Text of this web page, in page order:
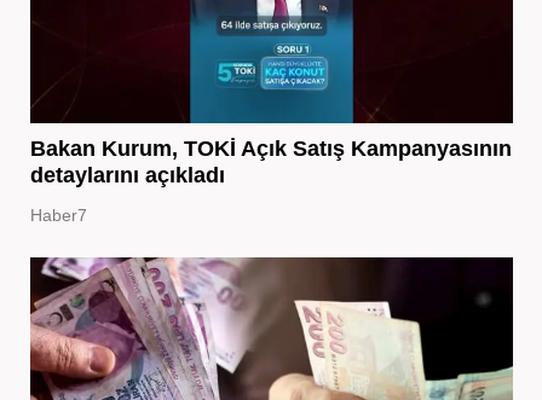
Bakan Kurum, TOKİ Açık Satış Kampanyasının
detaylarını açıkladı
Haber7